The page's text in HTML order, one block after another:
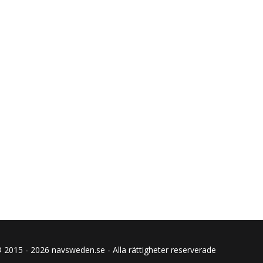
2015 - 2026 navsweden.se - Alla rättigheter reserverade